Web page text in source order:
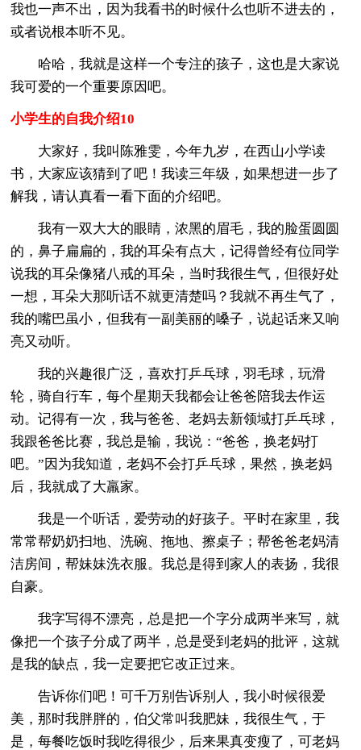
我也一声不出，因为我看书的时候什么也听不进去的，
或者说根本听不见。
哈哈，我就是这样一个专注的孩子，这也是大家说
我可爱的一个重要原因吧。
小学生的自我介绍10
大家好，我叫陈雅雯，今年九岁，在西山小学读
书，大家应该猜到了吧！我读三年级，如果想进一步了
解我，请认真看一看下面的介绍吧。
我有一双大大的眼睛，浓黑的眉毛，我的脸蛋圆圆
的，鼻子扁扁的，我的耳朵有点大，记得曾经有位同学
说我的耳朵像猪八戒的耳朵，当时我很生气，但很好处
一想，耳朵大那听话不就更清楚吗？我就不再生气了，
我的嘴巴虽小，但我有一副美丽的嗓子，说起话来又响
亮又动听。
我的兴趣很广泛，喜欢打乒乓球，羽毛球，玩滑
轮，骑自行车，每个星期天我都会让爸爸陪我去作运
动。记得有一次，我与爸爸、老妈去新领域打乒乓球，
我跟爸爸比赛，我总是输，我说：“爸爸，换老妈打
吧。”因为我知道，老妈不会打乒乓球，果然，换老妈
后，我就成了大羸家。
我是一个听话，爱劳动的好孩子。平时在家里，我
常常帮奶奶扫地、洗碗、拖地、擦桌子；帮爸爸老妈清
洁房间，帮妹妹洗衣服。我总是得到家人的表扬，我很
自豪。
我字写得不漂亮，总是把一个字分成两半来写，就
像把一个孩子分成了两半，总是受到老妈的批评，这就
是我的缺点，我一定要把它改正过来。
告诉你们吧！可千万别告诉别人，我小时候很爱
美，那时我胖胖的，伯父常叫我肥妹，我很生气，于
是，每餐吃饭时我吃得很少，后来果真变瘦了，可老妈